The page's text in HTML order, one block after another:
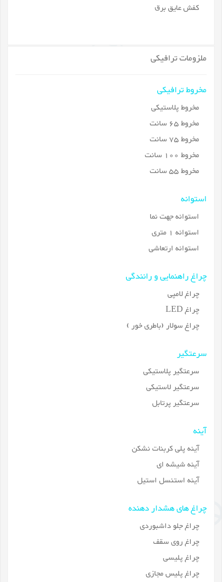
کفش عایق برق
ملزومات ترافیکی
مخروط ترافیکی
مخروط پلاستیکی
مخروط 65 سانت
مخروط 75 سانت
مخروط 100 سانت
مخروط 55 سانت
استوانه
استوانه جهت نما
استوانه 1 متری
استوانه ارتعاشی
چراغ راهنمایی و رانندگی
چراغ لامپی
چراغ LED
چراغ سولار (باطری خور )
سرعتگیر
سرعتگیر پلاستیکی
سرعتگیر لاستیکی
سرعتگیر پرتابل
آینه
آینه پلی کربنات نشکن
آینه شیشه ای
آینه استنسل استیل
چراغ های هشدار دهنده
چراغ جلو داشبوردی
چراغ روی سقف
چراغ پلیسی
چراغ پلیس مجازی